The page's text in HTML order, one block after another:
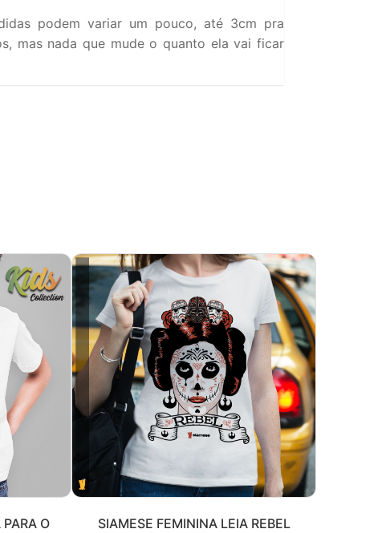
podem variar um pouco, até 3cm pra
mas nada que mude o quanto ela vai ficar
O
SIAMESE FEMININA LEIA REBEL